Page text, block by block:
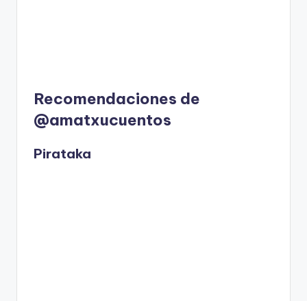
Recomendaciones de
@amatxucuentos
Pirataka